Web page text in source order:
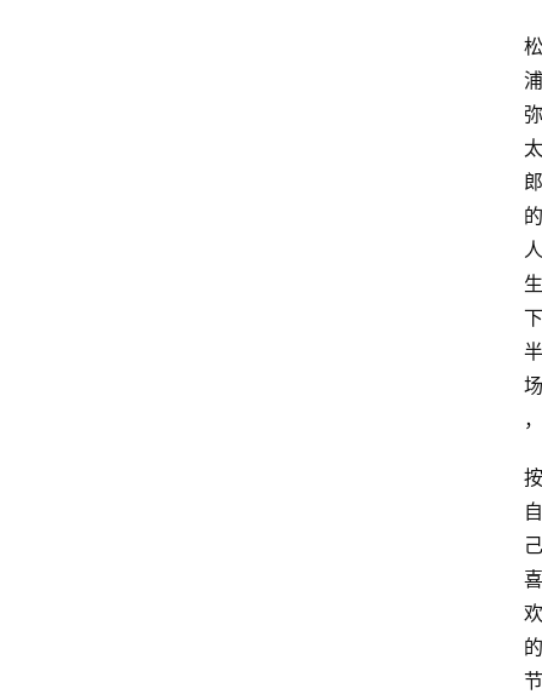
松
浦
弥
太
郎
的
人
生
下
半
场
，
按
自
己
喜
欢
的
节